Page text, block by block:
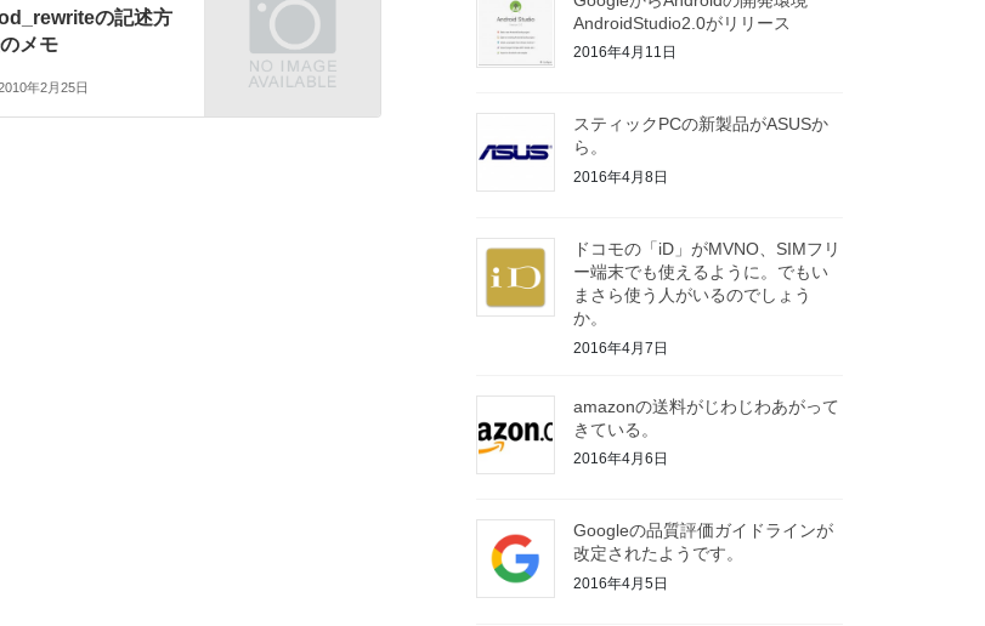
の記述方
メモ
年2月25日
AndroidStudio2.0がリリース
2016年4月11日
スティックPCの新製品がASUSか
ら。
2016年4月8日
ドコモの「iD」がMVNO、SIMフリ
ー端末でも使えるように。でもい
まさら使う人がいるのでしょう
か。
2016年4月7日
amazonの送料がじわじわあがって
きている。
2016年4月6日
Googleの品質評価ガイドラインが
改定されたようです。
2016年4月5日